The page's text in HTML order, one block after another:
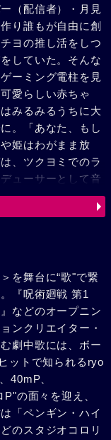
（配信者）・月見
り誰もが自由に創
ヨの推し活をしつ
していた。そんな
ーミング電柱を見
愛らしい赤ちゃ
みるみるうちに大
。「あなた、もし
姫はわがまま放
、ツクヨミでのラ
ューサーとして音
とで、二人は少し
戻す不吉な影が、
を舞台に“歌"で繋
『呪術廻戦 第1
などのオープニン
ンクリエイター・
劇中歌には、ボー
ットで知られるryo
40mP、
の面々を迎え、
「ペンギン・ハイ
のスタジオコロリ